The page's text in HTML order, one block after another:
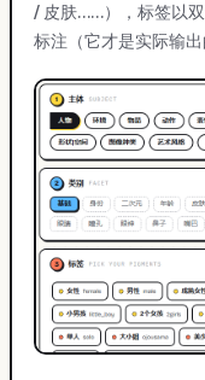
/ 皮肤……），标签以
标注（它才是实际输出